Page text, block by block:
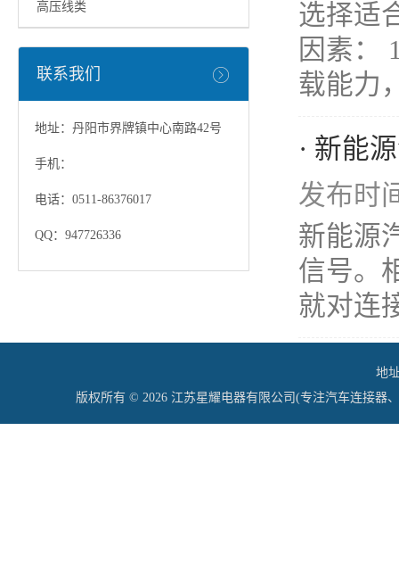
高压线类
联系我们
地址：丹阳市界牌镇中心南路42号
手机：
电话：0511-86376017
QQ：947726336
选择适
因素：
载能力
· 新能
发布时
新能源
信号。
就对连
地
版权所有 © 2026 江苏星耀电器有限公司(专注汽车连接器